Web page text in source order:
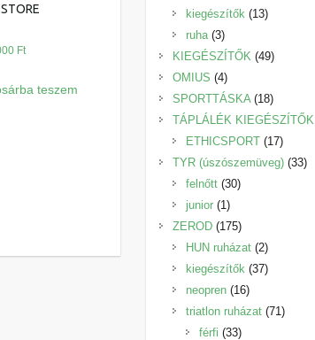
Ft
teszem
termék
kiegészítők 1313
ruha 33
termék
KIEGÉSZÍTŐK 4949
OMIUS 44
termék
SPORTTÁSKA 1818
termék
TÁPLÁLÉK KIEGÉSZÍTŐK
ETHICSPORT 1717
termék
TYR (úszószemüveg) 3333
felnőtt 3030
junior 11
termék
ZEROD 175175
termék
HUN ruházat 22
termék
kiegészítők 3737
neopren 1616
termék
triatlon ruházat 7171
férfi 3333